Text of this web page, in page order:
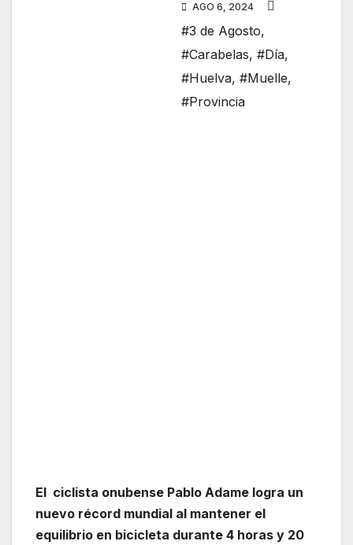
AGO 6, 2024
#3 de Agosto,
#Carabelas, #Día,
#Huelva, #Muelle,
#Provincia
El ciclista onubense Pablo Adame logra un
nuevo récord mundial al mantener el
equilibrio en bicicleta durante 4 horas y 20